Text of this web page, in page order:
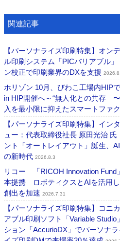
関連記事
【パーソナライズ印刷特集】オ
ル印刷システム「PICバリアブル
ン校正で印刷業界のDXを支援
ホリゾン 10月、びわこ工場内HIP
in HIP開催へ～“無人化との共存
入を最小限に抑えたスマートファ
【パーソナライズ印刷特集】イ
ュー：代表取締役社長 原田光治
ント「オートレイアウト」誕生、
の新時代 2026.8.3
リコー 「RICOH Innovation Fund
本提携 ロボティクスとAIを活用
創出を加速 2026.7.31
【パーソナライズ印刷特集】コ
アブル印刷ソフト「Variable
ション「AccurioDX」でパーソナ